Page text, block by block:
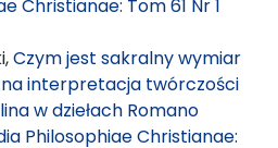
Christianae: Tom 61 Nr 1
Czym jest sakralny wymiar
interpretacja twórczości
w dziełach Romano
Philosophiae Christianae: